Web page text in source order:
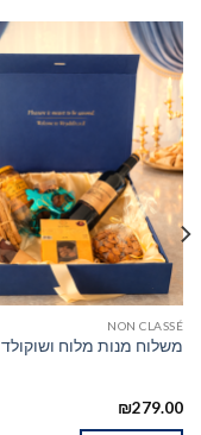
NON CLASSÉ
משלוח מנות מלוח ושוקולד
₪279.00